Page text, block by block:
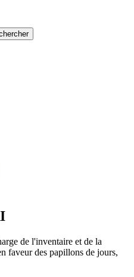
de l'inventaire et de la
faveur des papillons de jours,